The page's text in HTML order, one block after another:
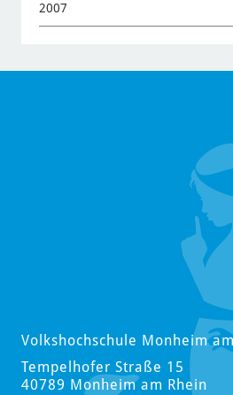
2007
Volkshochschule Monheim
Tempelhofer Straße 15
40789 Monheim am Rhein